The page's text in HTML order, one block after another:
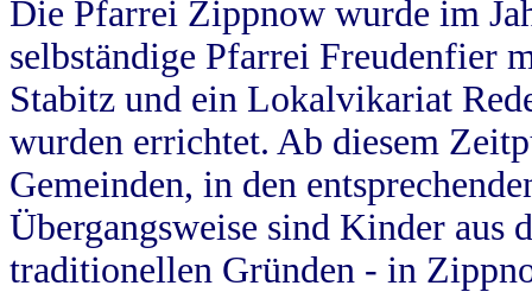
Die Pfarrei Zippnow wurde im
selbständige Pfarrei Freudenfier
Stabitz und ein Lokalvikariat
wurden errichtet. Ab diesem
Gemeinden, in den
Übergangsweise sind Kinder aus
traditionellen Gründen - in